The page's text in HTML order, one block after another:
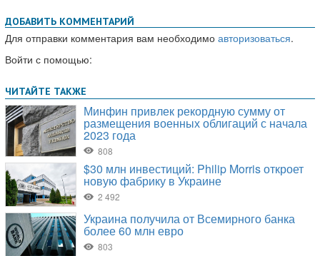
ДОБАВИТЬ КОММЕНТАРИЙ
Для отправки комментария вам необходимо авторизоваться.
Войти с помощью: